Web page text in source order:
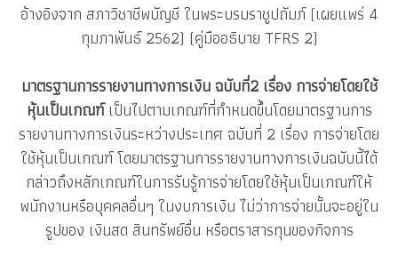
อ้างอิงจาก สภาวิชาชีพบัญชี ในพระบรมราชูปถัมภ์ (เผยแพร่ 4
กุมภาพันธ์ 2562) (คู่มืออธิบาย TFRS 2)
มาตรฐานการรายงานทางการเงิน ฉบับที่2 เรื่อง การจ่ายโดยใช้
หุ้นเป็นเกณฑ์เป็นไปตามเกณฑ์ที่กำหนดขึ้นโดยมาตรฐานการ
รายงานทางการเงินระหว่างประเทศ ฉบับที่ 2 เรื่อง การจ่ายโดย
ใช้หุ้นเป็นเกณฑ์ โดยมาตรฐานการรายงานทางการเงินฉบับนี้ได้
กล่าวถึงหลักเกณฑ์ในการรับรู้การจ่ายโดยใช้หุ้นเป็นเกณฑ์ให้
พนักงานหรือบุคคลอื่นๆ ในงบการเงิน ไม่ว่าการจ่ายนั้นจะอยู่ใน
รูปของ เงินสด สินทรัพย์อื่น หรือตราสารทุนของกิจการ